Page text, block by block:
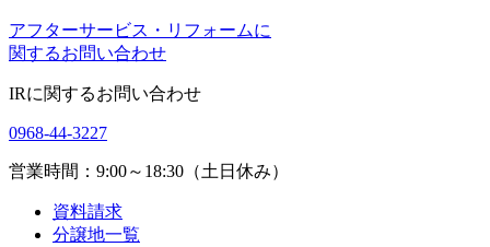
アフターサービス・リフォームに
関するお問い合わせ
IRに関するお問い合わせ
0968-44-3227
営業時間：9:00～18:30（土日休み）
資料請求
分譲地一覧